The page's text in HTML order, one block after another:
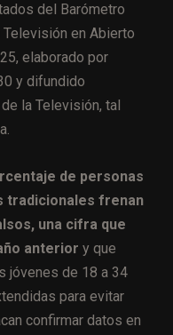
del Barómetro
en Abierto
elaborado por
y difundido
la Televisión, tal
de personas
tradicionales frenan
una cifra que
anterior y que
jóvenes de 18 a 34
para evitar
confirmar datos en